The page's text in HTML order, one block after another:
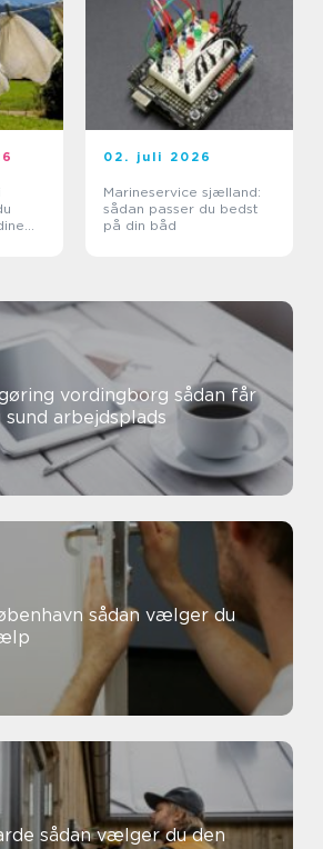
02. juli 2026
Marineservice sjælland:
sådan passer du bedst
på din båd
vordingborg sådan får
arbejdsplads
sådan vælger du
du den